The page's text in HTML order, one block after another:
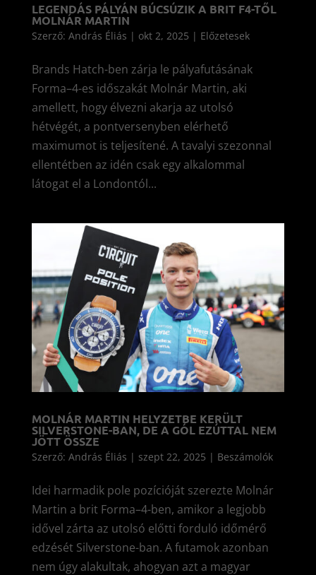
LEGENDÁS PÁLYÁN BÚCSÚZIK A BRIT F4-TŐL
MOLNÁR MARTIN
Szerző: András Éliás | okt 2, 2025 | Előzetesek
Brands Hatch-ben zárja le pályafutásának
Forma–4-es időszakát Molnár Martin, aki
amellett, hogy élvezni akarja az utolsó
hétvégét, a pontversenyben elérhető
maximumot is teljesítené. A tavalyi szezonnal
ellentétben az idén csak egy alkalommal
látogat el a Londontól...
MOLNÁR MARTIN HELYZETBE KERÜLT
SILVERSTONE-BAN, DE A GÓL EZÚTTAL NEM
JÖTT ÖSSZE
Szerző: András Éliás | szept 22, 2025 | Beszámolók
Idei harmadik pole pozícióját szerezte Molnár
Martin a brit Forma–4-ben, amikor a legjobb
idővel zárta az utolsó előtti forduló időmérő
edzését Silverstone-ban. A futamok azonban
nem úgy alakultak, ahogyan azt a magyar